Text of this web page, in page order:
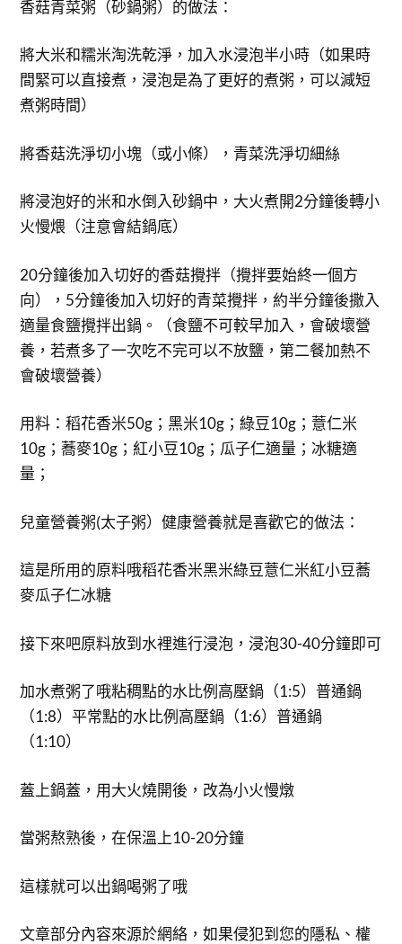
香菇青菜粥（砂鍋粥）的做法：
將大米和糯米淘洗乾淨，加入水浸泡半小時（如果時
間緊可以直接煮，浸泡是為了更好的煮粥，可以減短
煮粥時間）
將香菇洗淨切小塊（或小條），青菜洗淨切細絲
將浸泡好的米和水倒入砂鍋中，大火煮開2分鐘後轉小
火慢煨（注意會結鍋底）
20分鐘後加入切好的香菇攪拌（攪拌要始終一個方
向），5分鐘後加入切好的青菜攪拌，約半分鐘後撒入
適量食鹽攪拌出鍋。（食鹽不可較早加入，會破壞營
養，若煮多了一次吃不完可以不放鹽，第二餐加熱不
會破壞營養）
用料：稻花香米50g；黑米10g；綠豆10g；薏仁米
10g；蕎麥10g；紅小豆10g；瓜子仁適量；冰糖適
量；
兒童營養粥(太子粥）健康營養就是喜歡它的做法：
這是所用的原料哦稻花香米黑米綠豆薏仁米紅小豆蕎
麥瓜子仁冰糖
接下來吧原料放到水裡進行浸泡，浸泡30-40分鐘即可
加水煮粥了哦粘稠點的水比例高壓鍋（1:5）普通鍋
（1:8）平常點的水比例高壓鍋（1:6）普通鍋
（1:10）
蓋上鍋蓋，用大火燒開後，改為小火慢燉
當粥熬熟後，在保溫上10-20分鐘
這樣就可以出鍋喝粥了哦
文章部分內容來源於網絡，如果侵犯到您的隱私、權